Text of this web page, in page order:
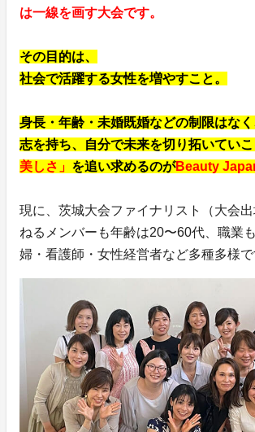
は一線を画す大会です。
その目的は、
社会で活躍する女性を増やすこと。
身長・年齢・未婚既婚などの制限はな
志を持ち、自分で未来を切り拓いてい
美しさ」 を追い求めるのがBeauty
現に、茨城大会ファイナリスト（大会
ねるメンバーも年齢は20〜60代、職業
婦・看護師・女性経営者など多種多様で